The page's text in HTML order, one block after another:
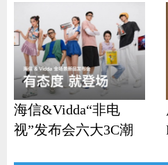
海信&Vidda“非电
视”发布会六大3C潮